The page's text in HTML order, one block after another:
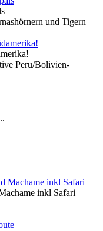
und Tigern
Peru/Bolivien-
inkl Safari